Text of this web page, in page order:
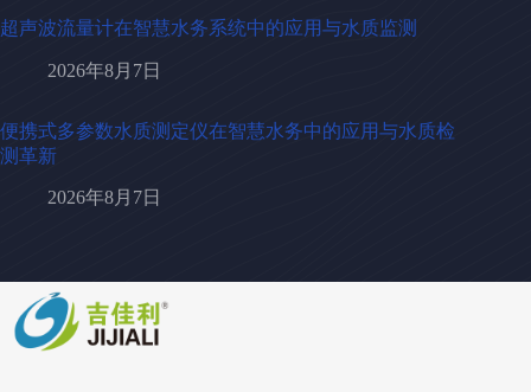
超声波流量计在智慧水务系统中的应用与水质监测
2026年8月7日
便携式多参数水质测定仪在智慧水务中的应用与水质检
测革新
2026年8月7日